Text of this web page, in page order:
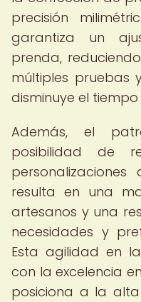
precisión
garantiza un
prenda,
múltiples pruebas
disminuye el
Además, el
posibilidad de
resulta en una
artesanos y una
necesidades y
Esta agilidad en
con la excelencia
posiciona a la